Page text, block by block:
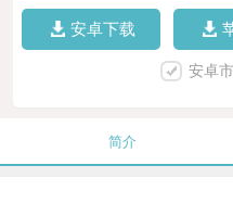
安卓下载
安卓
简介